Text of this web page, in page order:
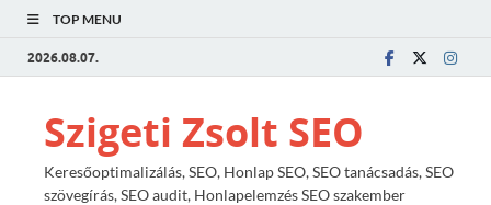
TOP MENU
2026.08.07.
Szigeti Zsolt SEO
Keresőoptimalizálás, SEO, Honlap SEO, SEO tanácsadás, SEO
szövegírás, SEO audit, Honlapelemzés SEO szakember